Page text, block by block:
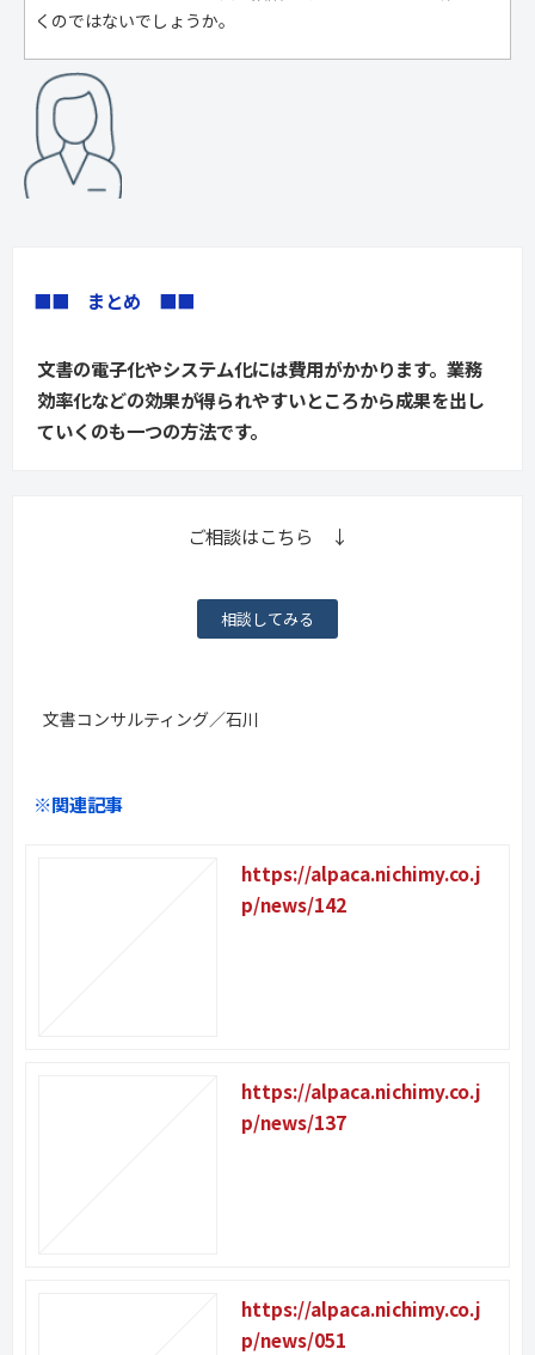
くのではないでしょうか。
■■　まとめ　■■
文書の電子化やシステム化には費用がかかります。業務
効率化などの効果が得られやすいところから成果を出し
ていくのも一つの方法です。
ご相談はこちら ↓
相談してみる
文書コンサルティング／石川
※関連記事
https://alpaca.nichimy.co.j
p/news/142
https://alpaca.nichimy.co.j
p/news/137
https://alpaca.nichimy.co.j
p/news/051